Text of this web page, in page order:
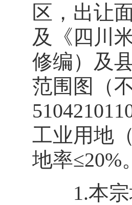
区，出让
及《四川
修编）及
范围图（
工业用地
地率≤20%。
1.本宗